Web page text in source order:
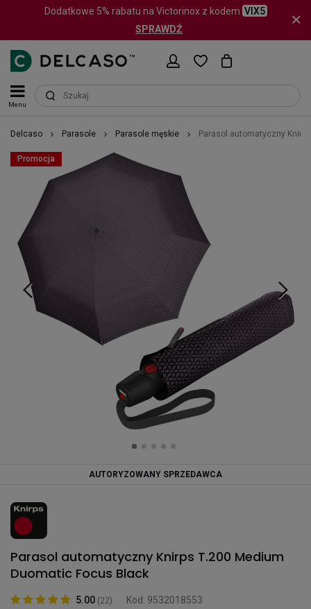
Dodatkowe 5% rabatu na Victorinox z kodem VIX5
SPRAWDŹ
Menu
Delcaso Parasole Parasole męskie Parasol automatyczny
Promocja
AUTORYZOWANY SPRZEDAWCA
Parasol automatyczny Knirps T.200 Medium
Duomatic Focus Black
5.00 (22) Kod: 9532018553